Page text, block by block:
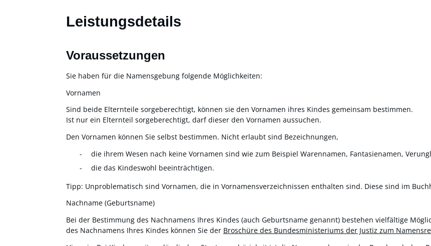
Leistungsdetails
Voraussetzungen
Sie haben für die Namensgebung folgende Möglichkeiten:
Vornamen
Sind beide Elternteile sorgeberechtigt, können sie den Vornamen ihres Kindes gemeinsam bestimmen.
Ist nur ein Elternteil sorgeberechtigt, darf dieser den Vornamen aussuchen.
Den Vornamen können Sie selbst bestimmen. Nicht erlaubt sind Bezeichnungen,
die ihrem Wesen nach keine Vornamen sind wie zum Beispiel Warennamen, Fantasienamen,
die das Kindeswohl beeinträchtigen.
Tipp: Unproblematisch sind Vornamen, die in Vornamensverzeichnissen enthalten sind. Diese sind im
Nachname (Geburtsname)
Bei der Bestimmung des Nachnamens Ihres Kindes (auch Geburtsname genannt) bestehen vielfältige
des Nachnamens Ihres Kindes können Sie der Broschüre des Bundesministeriums der Justiz zum